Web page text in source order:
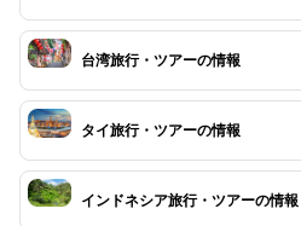
台湾旅行・ツアーの情報
タイ旅行・ツアーの情報
インドネシア旅行・ツアーの情報